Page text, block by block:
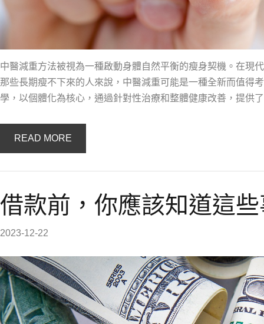
中醫減重方法被視為一種啟動身體自然平衡的瘦身契機。在現
那些長期瘦不下來的人來說，中醫減重可能是一種全新而值得
學，以個體化為核心，通過針對性治療和整體健康改善，提供
READ MORE
借款前，你應該知道這
2023-12-22